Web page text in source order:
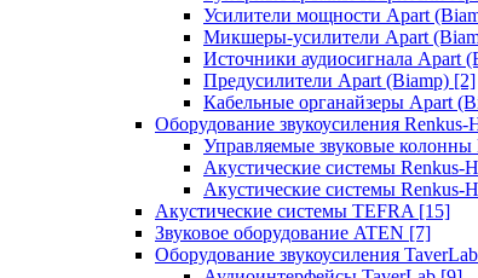
Усилители мощности Apart
Микшеры-усилители Apart
Источники аудиосигнала Apart
Предусилители Apart (Biamp) [2]
Кабельные органайзеры Apart
Оборудование звукоусиления Renkus-
Управляемые звуковые колонны
Акустические системы Renkus-
Акустические системы Renkus-
Акустические системы TEFRA [15]
Звуковое оборудование ATEN [7]
Оборудование звукоусиления TaverLab